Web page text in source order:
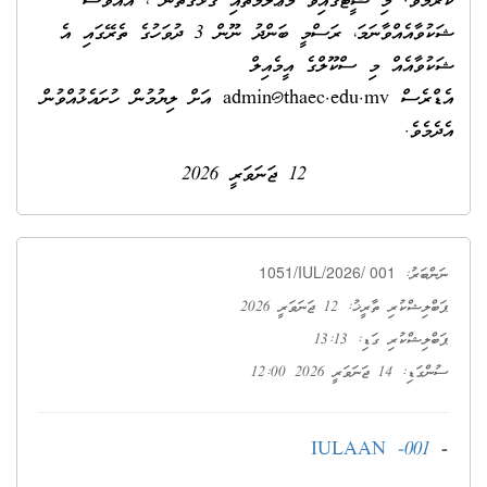
ޝަކުވާއެއްވާނަމަ، ރަސްމީ ބަންދު ނޫން 3 ދުވަހުގެ ތެރޭގައި އެ
ޝަކުވާއެއް މި ސްކޫލްގެ އީމެއިލް
އެޑްރެސް admin@thaec.edu.mv އަށް ލިޔުމުން ހުށައެޅުއްވުން
އެދެމެވެ.
12 ޖަނަވަރީ 2026
ނަންބަރު: 1051/IUL/2026/ 001
ޕަބްލިޝްކުރި ތާރީޚު: 12 ޖަނަވަރީ 2026
ޕަބްލިޝްކުރި ގަޑި: 13:13
ސުންގަޑި: 14 ޖަނަވަރީ 2026 12:00
-
IULAAN -001